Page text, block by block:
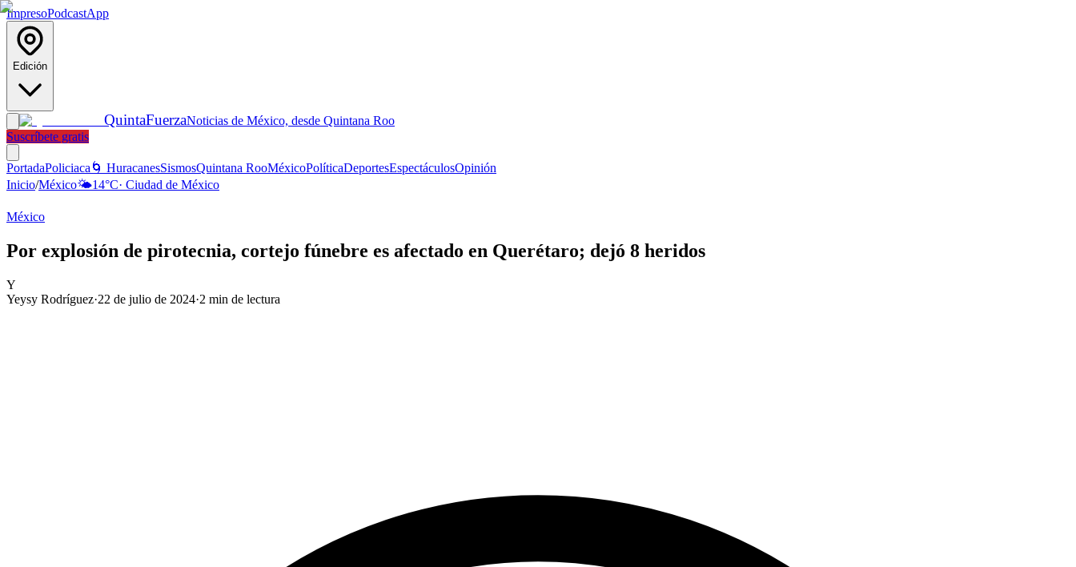
ImpresoPodcastApp
Edición
QuintaFuerzaNoticias de México, desde Quintana Roo
Suscríbete gratis
PortadaPoliciaca 🌀 HuracanesSismosQuintana RooMéxicoPolíticaDeportesEspectáculosOpinión
Inicio/México🌤️14°C· Ciudad de México
México
Por explosión de pirotecnia, cortejo fúnebre es afectado en Querétaro; dejó 8 heridos
Y
Yeysy Rodríguez·22 de julio de 2024·2 min de lectura